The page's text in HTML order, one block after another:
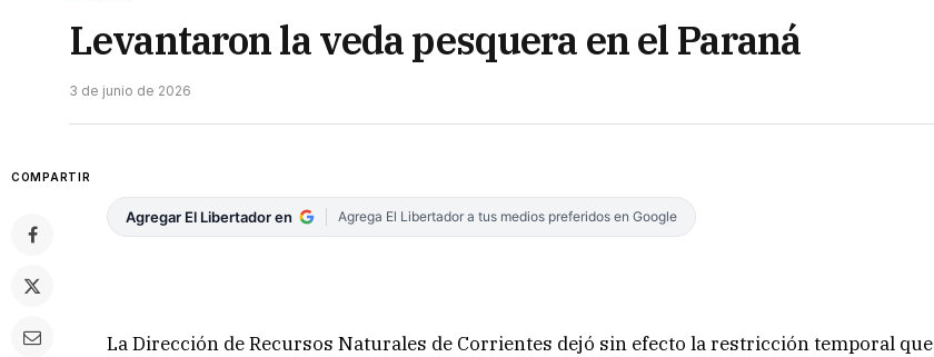
Levantaron la veda pesquera en el Paraná
3 de junio de 2026
COMPARTIR
Agregar El Libertador en Agrega El Libertador a tus medios preferidos en Google
La Dirección de Recursos Naturales de Corrientes dejó sin efecto la restricción temporal que